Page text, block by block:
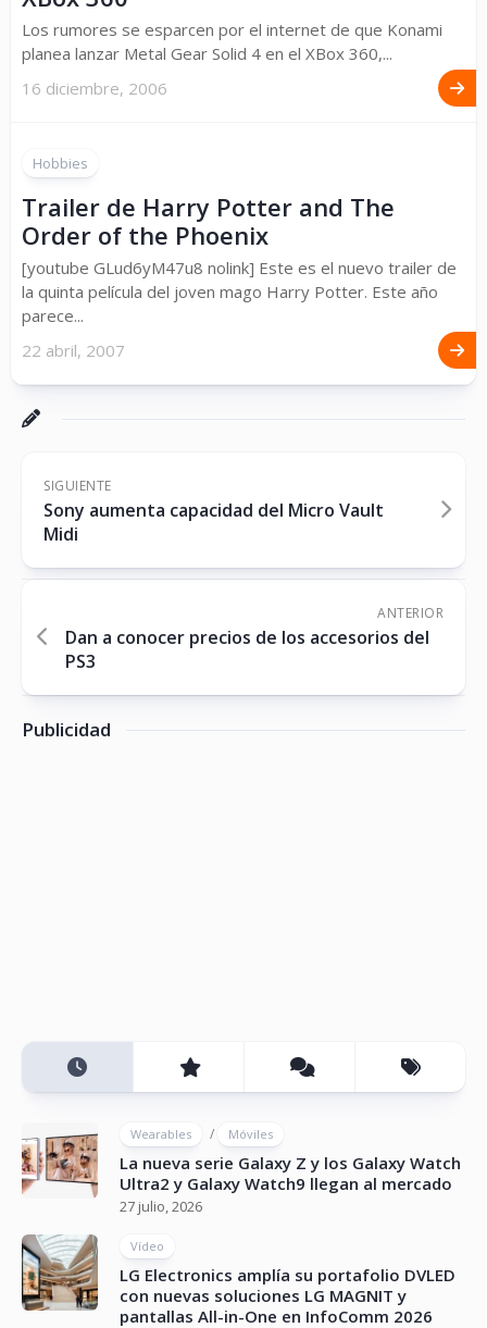
Los rumores se esparcen por el internet de que Konami
planea lanzar Metal Gear Solid 4 en el XBox 360,...
16 diciembre, 2006
Hobbies
Trailer de Harry Potter and The
Order of the Phoenix
[youtube GLud6yM47u8 nolink] Este es el nuevo trailer de
la quinta película del joven mago Harry Potter. Este año
parece...
22 abril, 2007
SIGUIENTE
Sony aumenta capacidad del Micro Vault
Midi
ANTERIOR
Dan a conocer precios de los accesorios del
PS3
Publicidad
Wearables / Móviles
La nueva serie Galaxy Z y los Galaxy Watch
Ultra2 y Galaxy Watch9 llegan al mercado
27 julio, 2026
Vídeo
LG Electronics amplía su portafolio DVLED
con nuevas soluciones LG MAGNIT y
pantallas All-in-One en InfoComm 2026